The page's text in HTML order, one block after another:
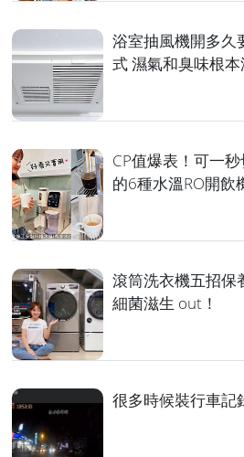
浴室抽風機開多久
式 濕氣和臭味根
CP值爆表！可一
的6種水溫RO開飲
滾筒洗衣機五招保
細菌滋生 out！
很多時候裝行車記